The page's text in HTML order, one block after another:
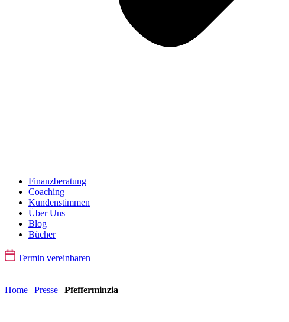
Finanzberatung
Coaching
Kundenstimmen
Über Uns
Blog
Bücher
Termin vereinbaren
Home | Presse | Pfefferminzia